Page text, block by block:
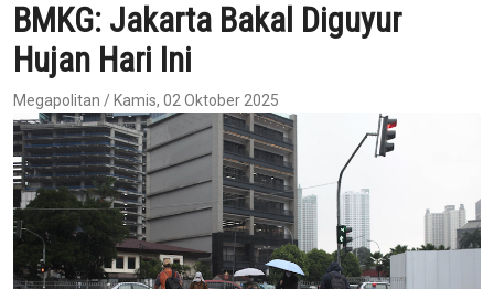
BMKG: Jakarta Bakal Diguyur
Hujan Hari Ini
Megapolitan / Kamis, 02 Oktober 2025